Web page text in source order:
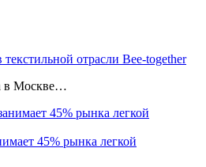
отрасли Bee-together
в Москве…
45% рынка легкой